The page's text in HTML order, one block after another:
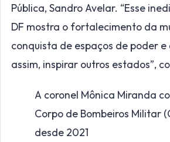
Pública, Sandro Avelar. “Esse
DF mostra o fortalecimento da
conquista de espaços de poder e
assim, inspirar outros estados”,
A coronel Mônica Miranda
Corpo de Bombeiros Militar
desde 2021